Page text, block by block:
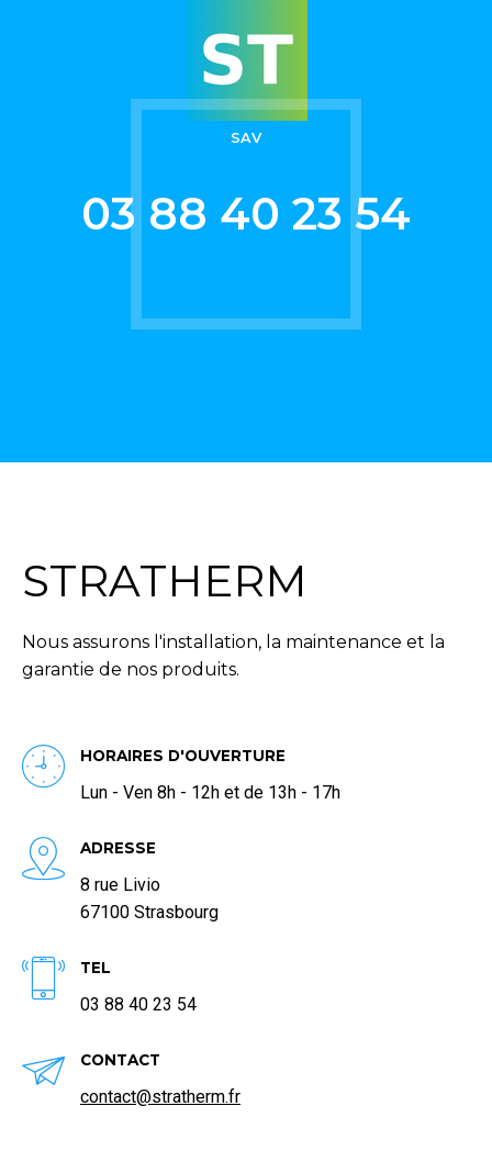
9
SAV
03 88 40 23 54
STRATHERM
Nous assurons l'installation, la maintenance et la
garantie de nos produits.
HORAIRES D'OUVERTURE
Lun - Ven 8h - 12h et de 13h - 17h
ADRESSE
8 rue Livio
67100 Strasbourg
TEL
03 88 40 23 54
CONTACT
contact@stratherm.fr